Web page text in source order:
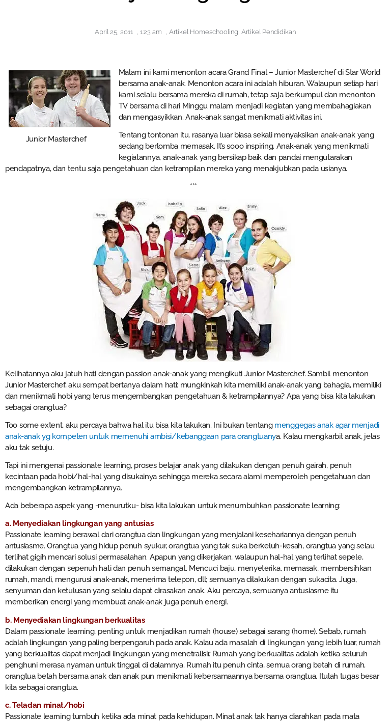
April 25, 2011 , 1:23 am , Artikel Homeschooling,Artikel Pendidikan
Junior Masterchef
Malam ini kami menonton acara Grand Final – Junior Masterchef di Star World
bersama anak-anak. Menonton acara ini adalah hiburan. Walaupun setiap hari
kami selalu bersama mereka di rumah, tetap saja berkumpul dan menonton
TV bersama di hari Minggu malam menjadi kegiatan yang membahagiakan
dan mengasyikkan. Anak-anak sangat menikmati aktivitas ini.
Tentang tontonan itu, rasanya luar biasa sekali menyaksikan anak-anak yang
sedang berlomba memasak. It’s sooo inspiring. Anak-anak yang menikmati
kegiatannya, anak-anak yang bersikap baik dan pandai mengutarakan
pendapatnya, dan tentu saja pengetahuan dan ketrampilan mereka yang menakjubkan pada usianya.
***
Kelihatannya aku jatuh hati dengan passion anak-anak yang mengikuti Junior Masterchef. Sambil menonton
Junior Masterchef, aku sempat bertanya dalam hati: mungkinkah kita memiliki anak-anak yang bahagia, memiliki
dan menikmati hobi yang terus mengembangkan pengetahuan & ketrampilannya? Apa yang bisa kita lakukan
sebagai orangtua?
Too some extent, aku percaya bahwa hal itu bisa kita lakukan. Ini bukan tentang menggegas anak agar menjadi
anak-anak yg kompeten untuk memenuhi ambisi/kebanggaan para orangtuanya. Kalau mengkarbit anak, jelas
aku tak setuju.
Tapi ini mengenai passionate learning, proses belajar anak yang dilakukan dengan penuh gairah, penuh
kecintaan pada hobi/hal-hal yang disukainya sehingga mereka secara alami memperoleh pengetahuan dan
mengembangkan ketrampilannya.
Ada beberapa aspek yang -menurutku- bisa kita lakukan untuk menumbuhkan passionate learning:
a. Menyediakan lingkungan yang antusias
Passionate learning berawal dari orangtua dan lingkungan yang menjalani kesehariannya dengan penuh
antusiasme. Orangtua yang hidup penuh syukur, orangtua yang tak suka berkeluh-kesah, orangtua yang selau
terlihat gigih mencari solusi permasalahan. Apapun yang dikerjakan, walaupun hal-hal yang terlihat sepele,
dilakukan dengan sepenuh hati dan penuh semangat. Mencuci baju, menyeterika, memasak, membersihkan
rumah, mandi, mengurusi anak-anak, menerima telepon, dll; semuanya dilakukan dengan sukacita. Juga,
senyuman dan ketulusan yang selalu dapat dirasakan anak. Aku percaya, semuanya antusiasme itu
memberikan energi yang membuat anak-anak juga penuh energi.
b. Menyediakan lingkungan berkualitas
Dalam passionate learning, penting untuk menjadikan rumah (house) sebagai sarang (home). Sebab, rumah
adalah lingkungan yang paling berpengaruh pada anak. Kalau ada masalah di lingkungan yang lebih luar, rumah
yang berkualitas dapat menjadi lingkungan yang menetralisir. Rumah yang berkualitas adalah ketika seluruh
penghuni merasa nyaman untuk tinggal di dalamnya. Rumah itu penuh cinta, semua orang betah di rumah,
orangtua betah bersama anak dan anak pun menikmati kebersamaannya bersama orangtua. Itulah tugas besar
kita sebagai orangtua.
c. Teladan minat/hobi
Passionate learning tumbuh ketika ada minat pada kehidupan. Minat anak tak hanya diarahkan pada mata